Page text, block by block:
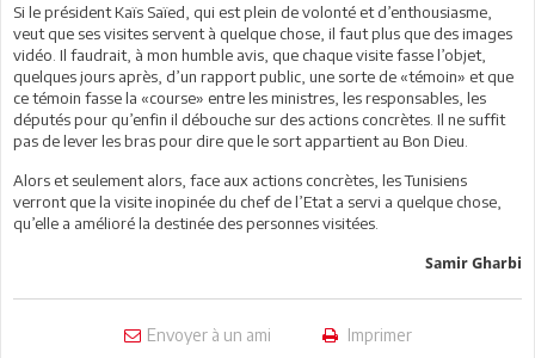
Si le président Kaïs Saïed, qui est plein de volonté et d’enthousiasme,
veut que ses visites servent à quelque chose, il faut plus que des images
vidéo. Il faudrait, à mon humble avis, que chaque visite fasse l’objet,
quelques jours après, d’un rapport public, une sorte de «témoin» et que
ce témoin fasse la «course» entre les ministres, les responsables, les
députés pour qu’enfin il débouche sur des actions concrètes. Il ne suffit
pas de lever les bras pour dire que le sort appartient au Bon Dieu.
Alors et seulement alors, face aux actions concrètes, les Tunisiens
verront que la visite inopinée du chef de l’Etat a servi a quelque chose,
qu’elle a amélioré la destinée des personnes visitées.
Samir Gharbi
Envoyer à un ami Imprimer